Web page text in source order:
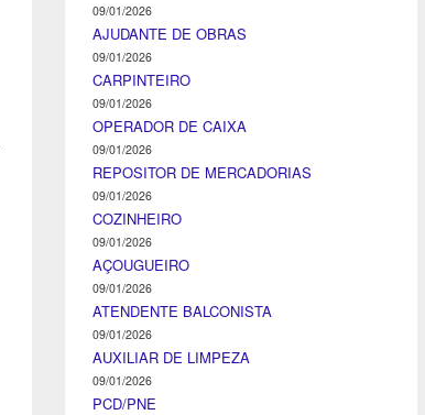
09/01/2026
AJUDANTE DE OBRAS
09/01/2026
CARPINTEIRO
09/01/2026
OPERADOR DE CAIXA
09/01/2026
REPOSITOR DE MERCADORIAS
09/01/2026
COZINHEIRO
09/01/2026
AÇOUGUEIRO
09/01/2026
ATENDENTE BALCONISTA
09/01/2026
AUXILIAR DE LIMPEZA
09/01/2026
PCD/PNE